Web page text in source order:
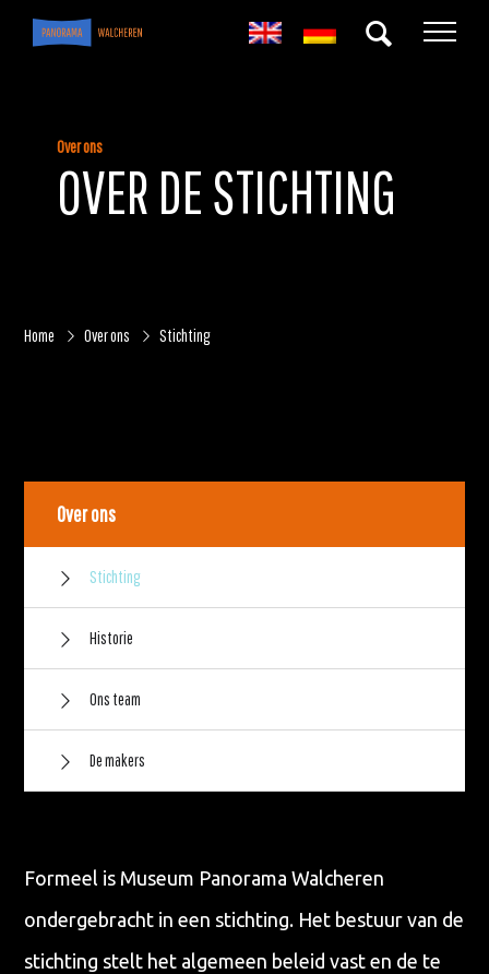
Over ons
OVER DE STICHTING
Home Over ons Stichting
Formeel is Museum Panorama Walcheren
ondergebracht in een stichting. Het bestuur van de
stichting stelt het algemeen beleid vast en de te
Over ons
Stichting
Historie
Ons team
De makers